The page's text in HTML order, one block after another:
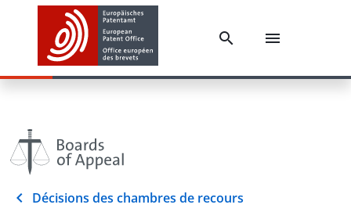
Décisions des chambres de recours